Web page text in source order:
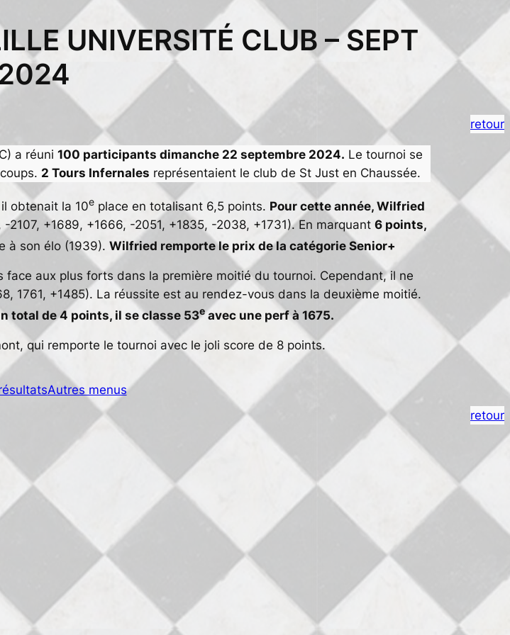
UNIVERSITÉ CLUB – SEPT
retour
a réuni 100 participants dimanche 22 septembre 2024. Le tournoi se
2 Tours Infernales représentaient le club de St Just en Chaussée.
obtenait la 10e place en totalisant 6,5 points. Pour cette année, Wilfried
2107, +1689, +1666, -2051, +1835, -2038, +1731). En marquant 6 points,
à son élo (1939). Wilfried remporte le prix de la catégorie Senior+
aux plus forts dans la première moitié du tournoi. Cependant, il ne
1761, +1485). La réussite est au rendez-vous dans la deuxième moitié.
total de 4 points, il se classe 53eavec une perf à 1675.
qui remporte le tournoi avec le joli score de 8 points.
Autres menus
retour